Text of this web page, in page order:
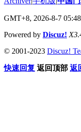
GMT+8, 2026-8-7 05:48
Powered by Discuz!
© 2001-2023 Discuz!
快速回复 返回顶部 返